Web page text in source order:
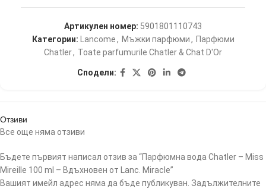
Артикулен номер: 5901801110743
Категории:
Lancome, Мъжки парфюми, Парфюми
Chatler, Toate parfumurile Chatler & Chat D'Or
Сподели:
Отзиви
Все още няма отзиви
Бъдете първият написал отзив за “Парфюмна вода Chatler – Miss
Mireille 100 ml – Вдъхновен от Lanc. Miracle”
Вашият имейл адрес няма да бъде публикуван. Задължителните